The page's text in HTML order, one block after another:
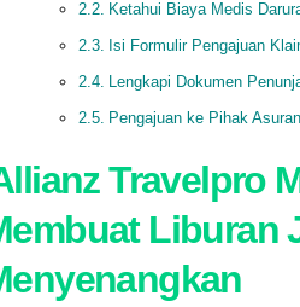
Ketahui Biaya Medis
Isi Formulir Pengajuan
Lengkapi Dokumen
Pengajuan ke Pihak
Travelpro
Liburan